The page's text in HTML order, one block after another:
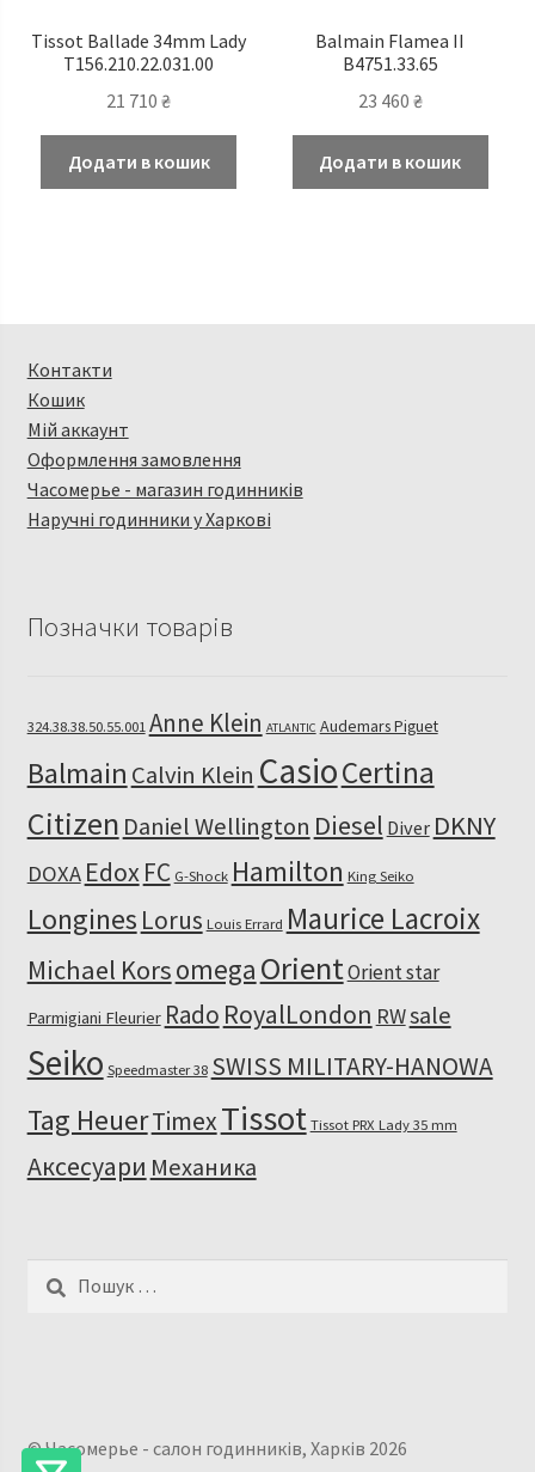
Tissot Ballade 34mm Lady
T156.210.22.031.00
21 710₴
Додати в кошик
Balmain Flamea II
B4751.33.65
23 460 ₴
Додати в кошик
Контакти
Кошик
Мій аккаунт
Оформлення замовлення
Часомерье - магазин годинників
Наручні годинники у Харкові
Позначки товарів
324.38.38.50.55.001 Anne Klein ATLANTIC Audemars Piguet
Balmain Calvin Klein CasioCertina
Citizen Daniel Wellington Diesel Diver DKNY
DOXA EdoxFC G-Shock Hamilton King Seiko
Longines Lorus Louis Errard Maurice Lacroix
Michael Korsomega OrientOrient star
Parmigiani Fleurier Rado RoyalLondon RWsale
Seiko Speedmaster 38 SWISS MILITARY-HANOWA
Tag HeuerTimexTissot Tissot PRX Lady 35 mm
Аксесуари Механика
© Часомерье - салон годинників, Харків 2026